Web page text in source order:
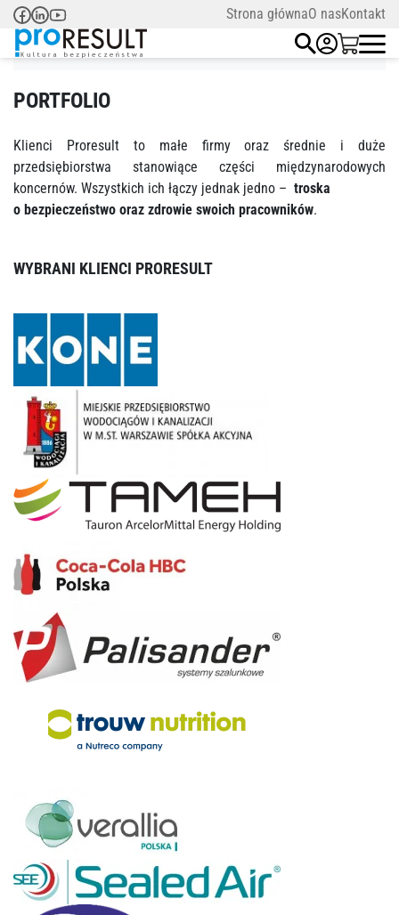
Strona głównaO nasKontakt
Home / O nas /
PORTFOLIO
Klienci Proresult to małe firmy oraz średnie i duże
przedsiębiorstwa stanowiące części międzynarodowych
koncernów. Wszystkich ich łączy jednak jedno – troska
o bezpieczeństwo oraz zdrowie swoich pracowników.
WYBRANI KLIENCI PRORESULT